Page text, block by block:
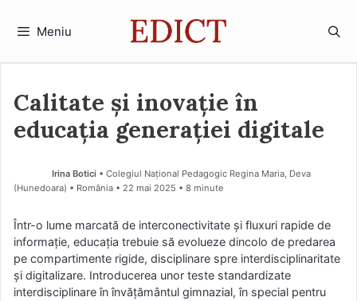
Meniu
Calitate și inovație în
educația generației digitale
Irina Botici • Colegiul Național Pedagogic Regina Maria, Deva
(Hunedoara) • România
22 mai 2025 • 8 minute
Într-o lume marcată de interconectivitate și fluxuri rapide de
informație, educația trebuie să evolueze dincolo de predarea
pe compartimente rigide, disciplinare spre interdisciplinaritate
și digitalizare. Introducerea unor teste standardizate
interdisciplinare în învățământul gimnazial, în special pentru